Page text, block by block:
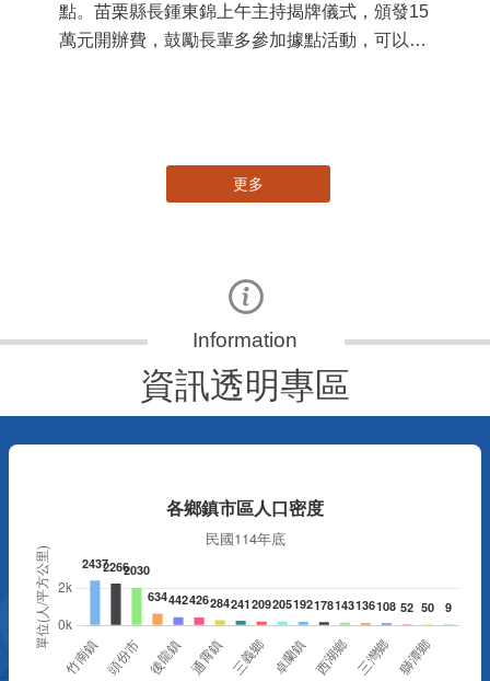
點。苗栗縣長鍾東錦上午主持揭牌儀式，頒發15
萬元開辦費，鼓勵長輩多參加據點活動，可以更
更多
資訊透明專區